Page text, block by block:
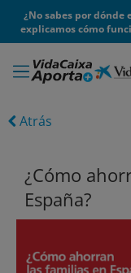
¿No sabes por dónde
explicamos cómo
Atrás
¿Cómo
España?